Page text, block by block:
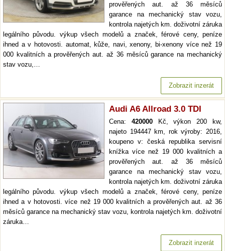
prověřených aut. až 36 měsíců
garance na mechanický stav vozu,
kontrola najetých km. doživotní záruka
legálního původu. výkup všech modelů a značek, férové ceny, peníze
ihned a v hotovosti. automat, kůže, navi, xenony, bi-xenony více než 19
000 kvalitních a prověřených aut. až 36 měsíců garance na mechanický
stav vozu,…
Zobrazit inzerát
Audi A6 Allroad 3.0 TDI
Cena: 420000Kč, výkon 200 kw,
najeto 194447 km, rok výroby: 2016,
koupeno v: česká republika servisní
knížka více než 19 000 kvalitních a
prověřených aut. až 36 měsíců
garance na mechanický stav vozu,
kontrola najetých km. doživotní záruka
legálního původu. výkup všech modelů a značek, férové ceny, peníze
ihned a v hotovosti. více než 19 000 kvalitních a prověřených aut. až 36
měsíců garance na mechanický stav vozu, kontrola najetých km. doživotní
záruka…
Zobrazit inzerát